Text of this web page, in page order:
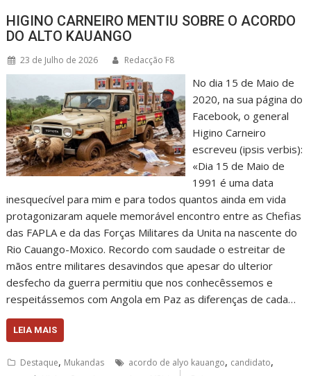
HIGINO CARNEIRO MENTIU SOBRE O ACORDO
DO ALTO KAUANGO
23 de Julho de 2026 Redacção F8
No dia 15 de Maio de
2020, na sua página do
Facebook, o general
Higino Carneiro
escreveu (ipsis verbis):
«Dia 15 de Maio de
1991 é uma data
inesquecível para mim e para todos quantos ainda em vida
protagonizaram aquele memorável encontro entre as Chefias
das FAPLA e da das Forças Militares da Unita na nascente do
Rio Cauango-Moxico. Recordo com saudade o estreitar de
mãos entre militares desavindos que apesar do ulterior
desfecho da guerra permitiu que nos conhecêssemos e
respeitássemos com Angola em Paz as diferenças de cada…
LEIA MAIS
Destaque, Mukandas acordo de alyo kauango, candidato,